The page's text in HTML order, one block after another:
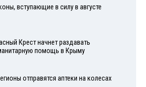
вступающие в силу в августе
Крест начнет раздавать
помощь в Крыму
отправятся аптеки на колесах